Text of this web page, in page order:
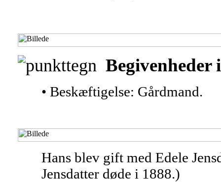
Begivenheder
• Beskæftigelse: Gårdmand.
Hans blev gift med Edele
Jensdatter døde i 1888.)